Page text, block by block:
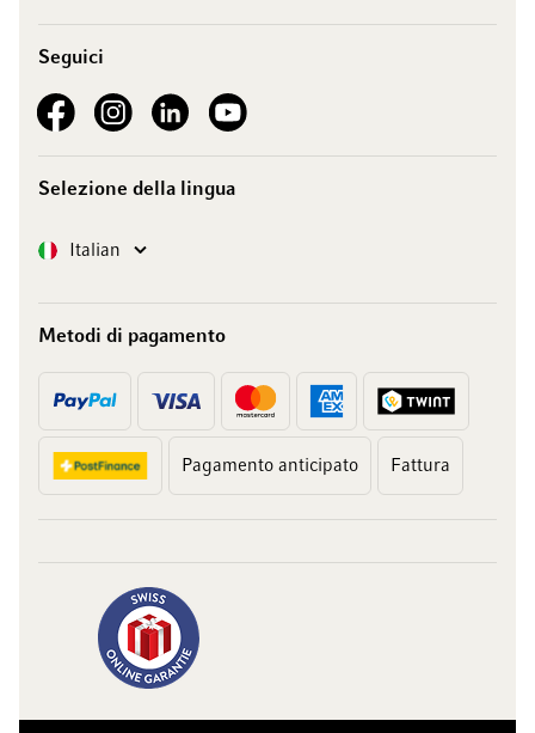
Seguici
See our FacebookSee our Instagram account
See our LinkedInSee our YouTube channel
Selezione della lingua
Lingua Italian
Metodi di pagamento
Pagamento anticipato Fattura